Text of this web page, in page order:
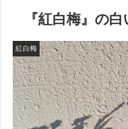
『紅白梅』の
紅白梅